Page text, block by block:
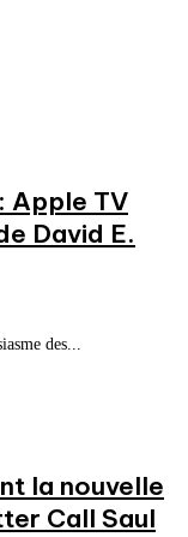
Apple TV
David E.
des...
la nouvelle
Call Saul